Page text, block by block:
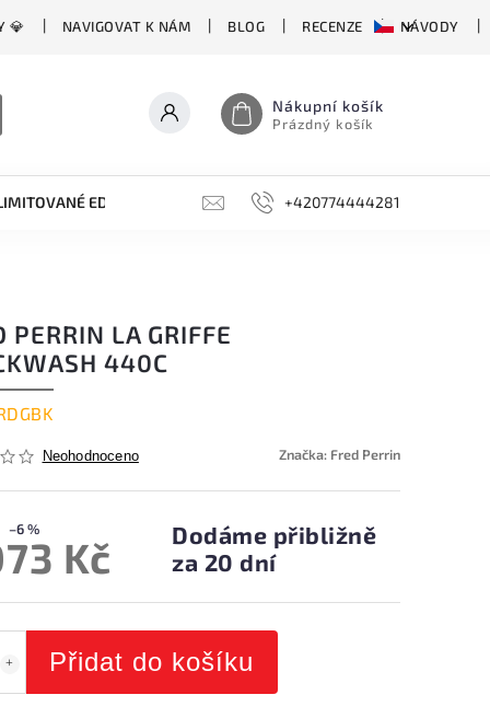
💎 NAVIGOVAT K NÁM BLOG RECENZE NÁVODY
Nákupní košík
Prázdný košík
EDICE BROUSKY, BRUSKY, OCÍLKY
+420774444281
PERRIN LA GRIFFE
440C
Neohodnoceno Značka: Fred Perrin
–6 %
Kč
Dodáme přibližně
za 20 dní
Přidat do košíku